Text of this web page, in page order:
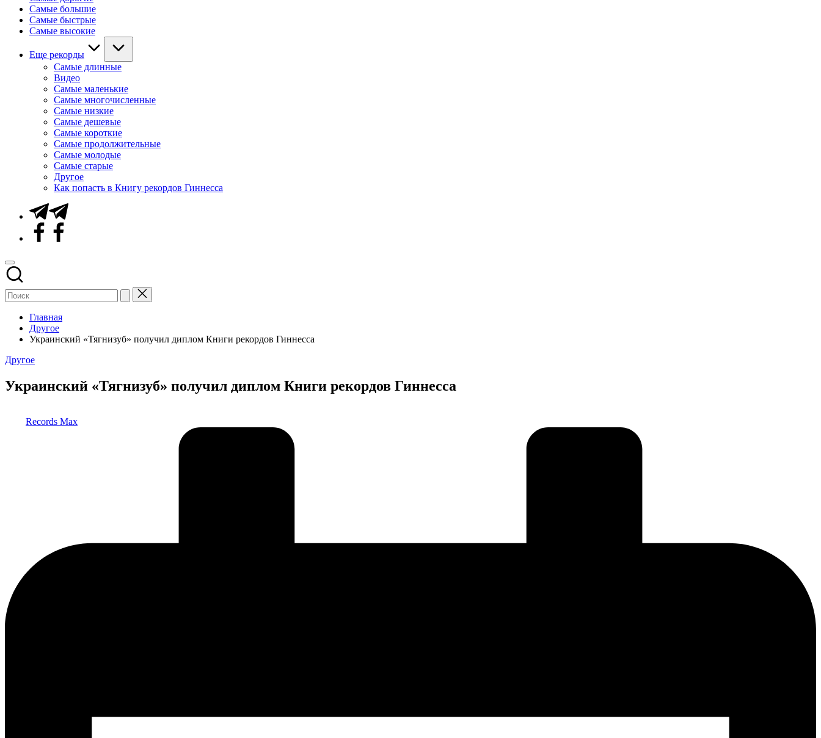
Самые большие
Самые быстрые
Самые высокие
Еще рекорды
Самые длинные
Видео
Самые маленькие
Самые многочисленные
Самые низкие
Самые дешевые
Самые короткие
Самые продолжительные
Самые молодые
Самые старые
Другое
Как попасть в Книгу рекордов Гиннесса
Telegram
Facebook
Главная
Другое
Украинский «Тягнизуб» получил диплом Книги рекордов Гиннесса
Опубликовано
Другое
Украинский «Тягнизуб» получил диплом Книги рекордов Гиннесса
Records Max